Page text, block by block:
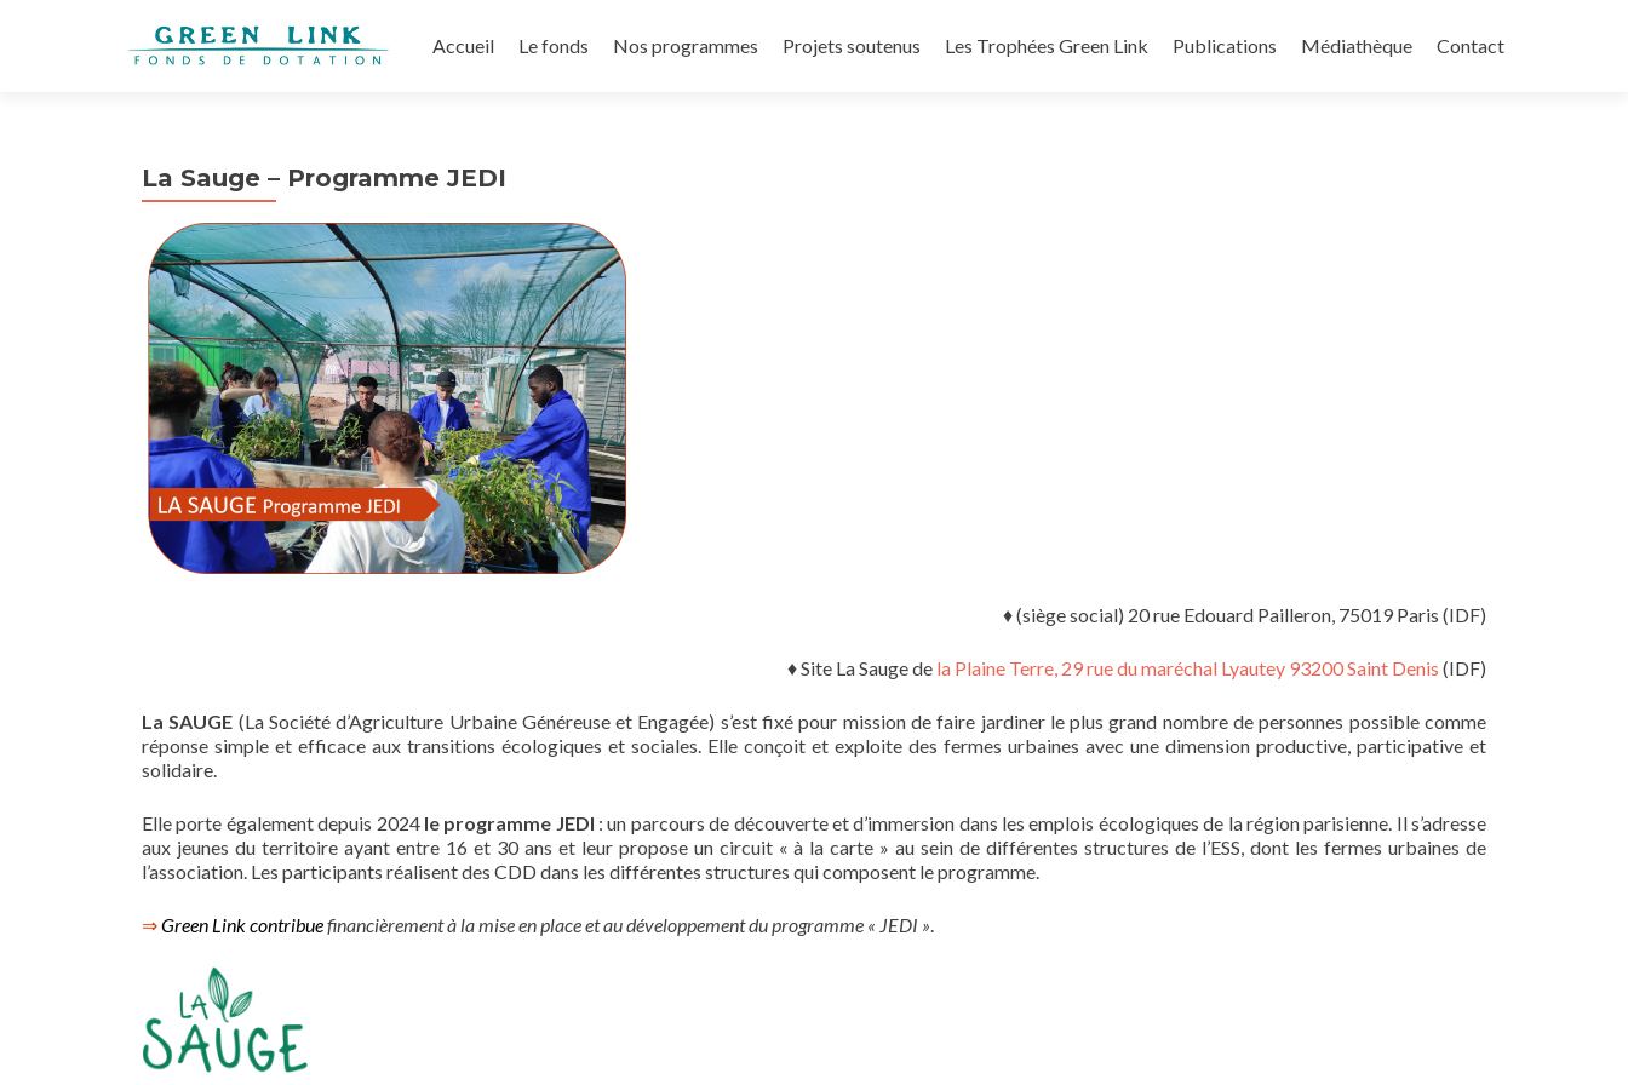
au
Accueil Le fonds Nos programmes Projets soutenus Les Trophées Green Link Publications Médiathèque Contact
La Sauge – Programme JEDI
♦ (siège social) 20 rue Edouard Pailleron, 75019 Paris (IDF)
♦ Site La Sauge de la Plaine Terre, 29 rue du maréchal Lyautey 93200 Saint Denis (IDF)
La SAUGE (La Société d’Agriculture Urbaine Généreuse et Engagée) s’est fixé pour mission de faire jardiner le plus grand nombre de personnes possible comme
réponse simple et efficace aux transitions écologiques et sociales. Elle conçoit et exploite des fermes urbaines avec une dimension productive, participative et
solidaire.
Elle porte également depuis 2024 le programme JEDI : un parcours de découverte et d’immersion dans les emplois écologiques de la région parisienne. Il s’adresse
aux jeunes du territoire ayant entre 16 et 30 ans et leur propose un circuit « à la carte » au sein de différentes structures de l’ESS, dont les fermes urbaines de
l’association. Les participants réalisent des CDD dans les différentes structures qui composent le programme.
⇒Green Link contribuefinancièrement à la mise en place et au développement du programme « JEDI ».